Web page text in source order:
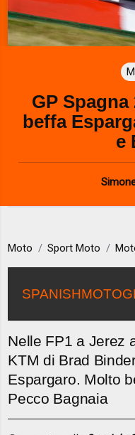
GP Spagna
beffa
e
Moto Sport Moto
Nelle FP1 a Jerez
KTM di Brad
Espargaro. Molto
Pecco Bagnaia